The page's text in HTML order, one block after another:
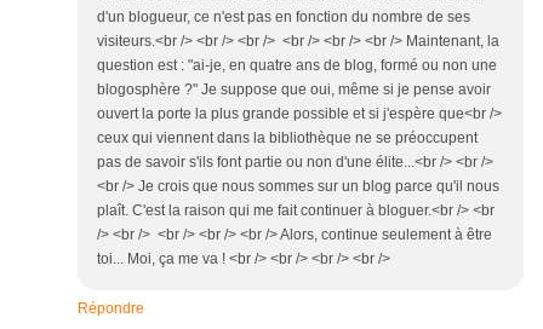
d'un blogueur, ce n'est pas en fonction du nombre de ses
visiteurs.<br /> <br /> <br /> <br /> <br /> <br /> Maintenant, la
question est : "ai-je, en quatre ans de blog, formé ou non une
blogosphère ?" Je suppose que oui, même si je pense avoir
ouvert la porte la plus grande possible et si j'espère que<br />
ceux qui viennent dans la bibliothèque ne se préoccupent
pas de savoir s'ils font partie ou non d'une élite...<br /> <br />
<br /> Je crois que nous sommes sur un blog parce qu'il nous
plaît. C'est la raison qui me fait continuer à bloguer.<br /> <br
/> <br /> <br /> <br /> <br /> Alors, continue seulement à être
toi... Moi, ça me va ! <br /> <br /> <br /> <br />
Répondre